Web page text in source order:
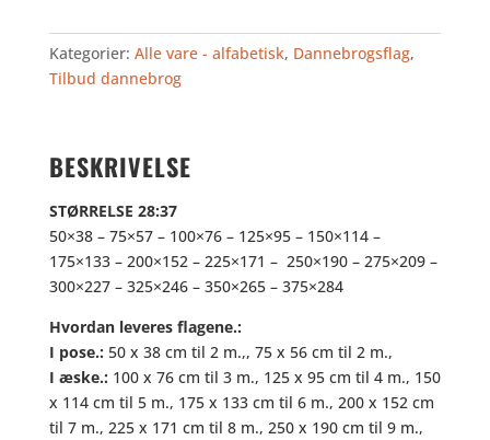
2
til
5
Kategorier: Alle vare - alfabetisk, Dannebrogsflag,
Tilbud dannebrog
BESKRIVELSE
STØRRELSE 28:37
50×38 – 75×57 – 100×76 – 125×95 – 150×114 –
175×133 – 200×152 – 225×171 – 250×190 – 275×209 –
300×227 – 325×246 – 350×265 – 375×284
Hvordan leveres flagene.:
I pose.: 50 x 38 cm til 2 m.,, 75 x 56 cm til 2 m.,
I æske.: 100 x 76 cm til 3 m., 125 x 95 cm til 4 m., 150
x 114 cm til 5 m., 175 x 133 cm til 6 m., 200 x 152 cm
til 7 m., 225 x 171 cm til 8 m., 250 x 190 cm til 9 m.,